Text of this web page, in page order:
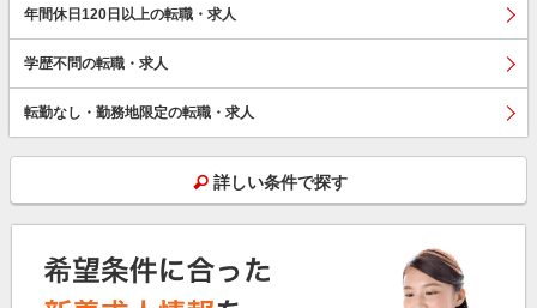
年間休日120日以上の転職・求人
学歴不問の転職・求人
転勤なし・勤務地限定の転職・求人
詳しい条件で探す